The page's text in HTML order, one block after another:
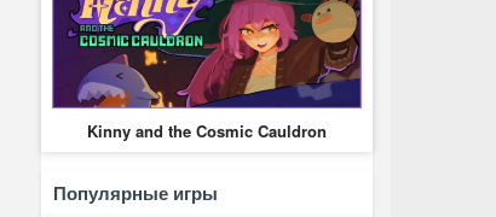
Kinny and the Cosmic Cauldron
Популярные игры